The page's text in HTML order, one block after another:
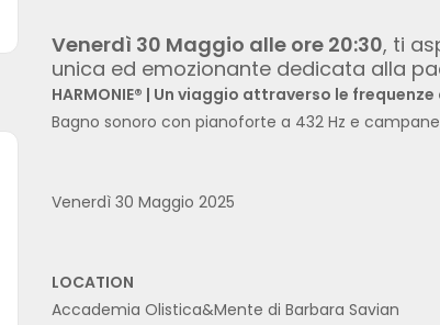
Venerdì 30 Maggio alle ore 20:30, ti
unica ed emozionante dedicata alla
HARMONIE® | Un viaggio attraverso le
Bagno sonoro con pianoforte a 432 Hz e
Venerdì 30 Maggio 2025
LOCATION
Accademia Olistica&Mente di Barbara Savian